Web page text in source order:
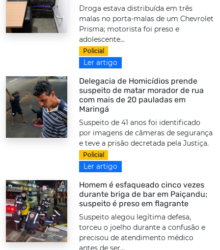
Droga estava distribuída em três
malas no porta-malas de um Chevrolet
Prisma; motorista foi preso e
adolescente...
Policial
Ler artigo
Delegacia de Homicídios prende
suspeito de matar morador de rua
com mais de 20 pauladas em
Maringá
Suspeito de 41 anos foi identificado
por imagens de câmeras de segurança
e teve a prisão decretada pela Justiça.
Policial
Ler artigo
Homem é esfaqueado cinco vezes
durante briga de bar em Paiçandu;
suspeito é preso em flagrante
Suspeito alegou legítima defesa,
torceu o joelho durante a confusão e
precisou de atendimento médico
antes de ser...